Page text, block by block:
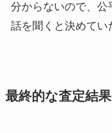
分からないので、
話を聞くと決めてい
最終的な査定結